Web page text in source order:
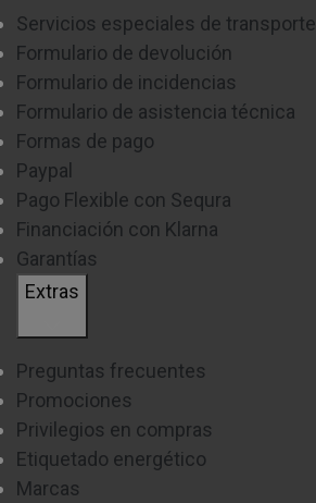
Servicios especiales de transporte
Formulario de devolución
Formulario de incidencias
Formulario de asistencia técnica
Formas de pago
Paypal
Pago Flexible con Sequra
Financiación con Klarna
Garantías
Extras
Preguntas frecuentes
Promociones
Privilegios en compras
Etiquetado energético
Marcas